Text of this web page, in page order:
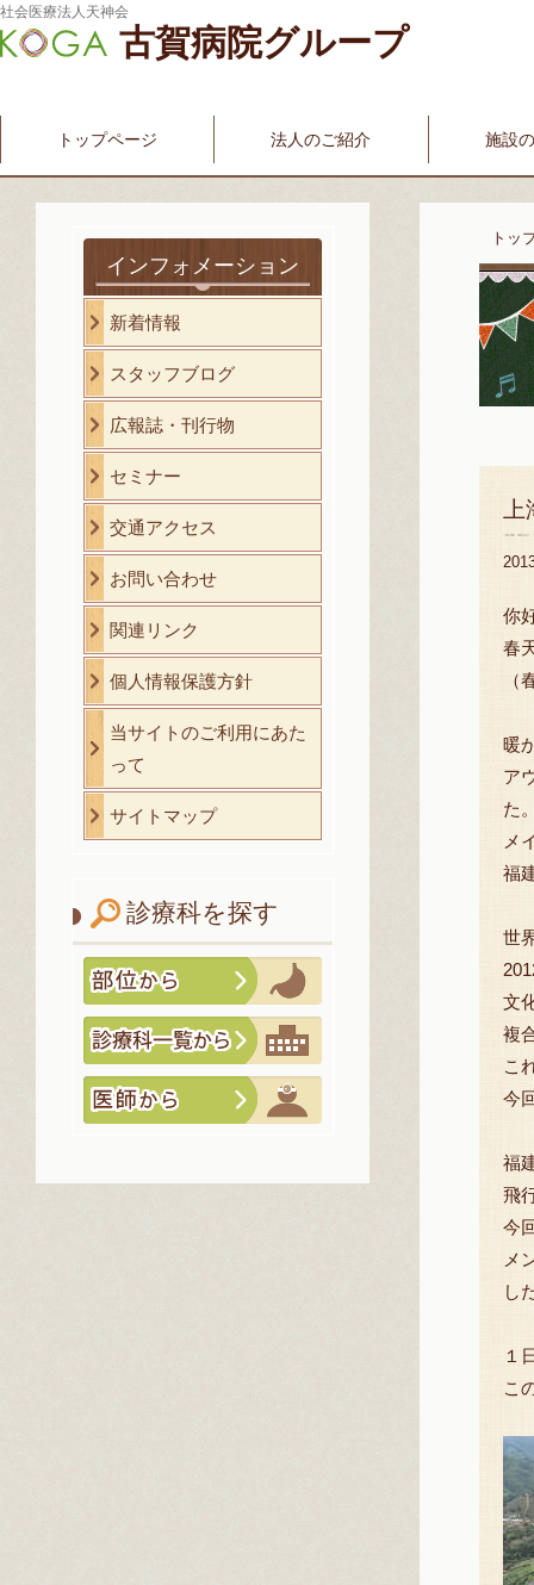
社会医療法人天神会
古賀病院グループ
トップページ 法人のご紹介 施設
新古賀みなみ病院 新古賀クリニック
インフォメーション
新着情報
スタッフブログ
広報誌・刊行物
セミナー
交通アクセス
お問い合わせ
関連リンク
個人情報保護方針
当サイトのご利用にあた
って
サイトマップ
診療科を探す
トッ
你
春
（
暖
ア
た
メ
福
世
文
複
こ
今
福
飛
今
メ
し
１
こ